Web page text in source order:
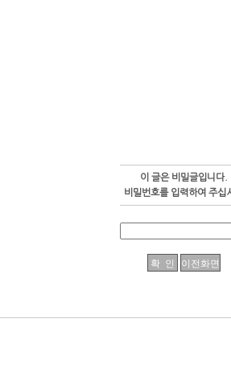
이 글은 비밀글입니다.
비밀번호를 입력하여 주십